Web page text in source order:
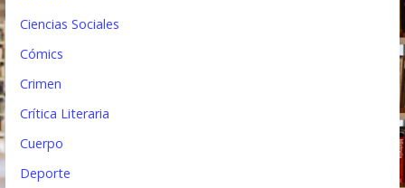
aCiencias Sociales
Cómics
Crimen
Crítica Literaria
Cuerpo
Deporte